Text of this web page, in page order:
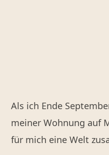
Als ich Ende
meiner Wohnung auf
für mich eine Welt